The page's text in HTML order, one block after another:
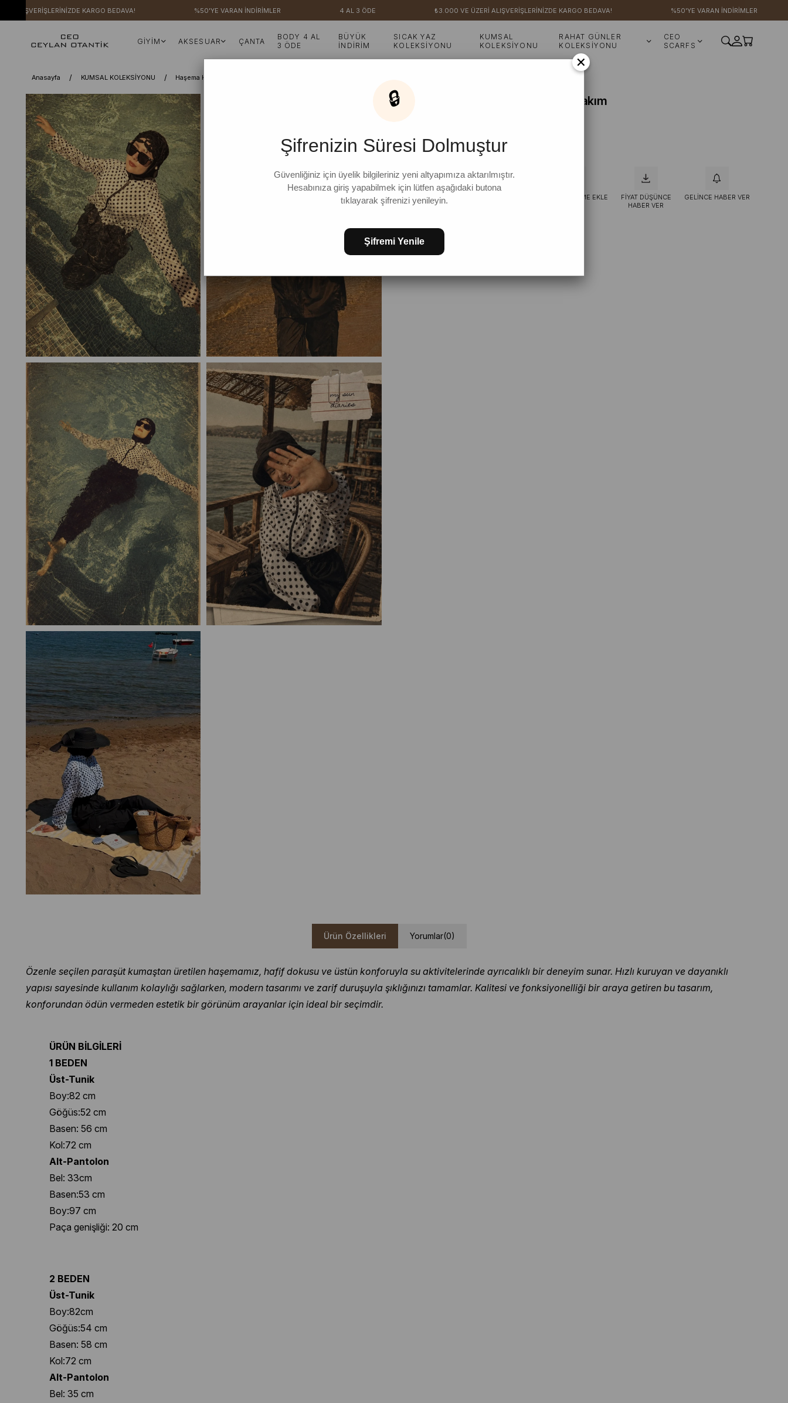
KARGO BEDAVA! %50'YE VARAN İNDİRİMLER 4 AL 3 ÖDE ₺3.000 VE ÜZERİ ALIŞVERİŞLERİNİZDE KARGO BEDAVA! %50'YE VARAN İNDİRİMLER
GİYİM AKSESUAR ÇANTA
BODY 4 AL
3 ÖDE
BÜYÜK
İNDİRİM
SICAK YAZ
KOLEKSİYONU
KUMSAL
KOLEKSİYONU
RAHAT GÜNLER
KOLEKSİYONU
CEO
SCARFS
Anasayfa KUMSAL KOLEKSİYONU Haşema Koleksiyonu
Siyah Puantiyeli Haşema - Bone Takım
FAVORILERE EKLE İSTEK LISTEME EKLE
FIYAT DÜŞÜNCE
HABER VER
GELINCE HABER VER
Ürün Özellikleri Yorumlar(0)
Özenle seçilen paraşüt kumaştan üretilen haşemamız, hafif dokusu ve üstün konforuyla su aktivitelerinde ayrıcalıklı bir deneyim sunar. Hızlı kuruyan ve dayanıklı
yapısı sayesinde kullanım kolaylığı sağlarken, modern tasarımı ve zarif duruşuyla şıklığınızı tamamlar. Kalitesi ve fonksiyonelliği bir araya getiren bu tasarım,
konforundan ödün vermeden estetik bir görünüm arayanlar için ideal bir seçimdir.
ÜRÜN BİLGİLERİ
1 BEDEN
Üst-Tunik
Boy:82 cm
Göğüs:52 cm
Basen: 56 cm
Kol:72 cm
Alt-Pantolon
Bel: 33cm
Basen:53 cm
Boy:97 cm
Paça genişliği: 20 cm
2 BEDEN
Üst-Tunik
Boy:82cm
Göğüs:54 cm
Basen: 58 cm
Kol:72 cm
Alt-Pantolon
Bel: 35 cm
×
🔒
Şifrenizin Süresi Dolmuştur
Güvenliğiniz için üyelik bilgileriniz yeni altyapımıza aktarılmıştır.
Hesabınıza giriş yapabilmek için lütfen aşağıdaki butona
tıklayarak şifrenizi yenileyin.
Şifremi Yenile